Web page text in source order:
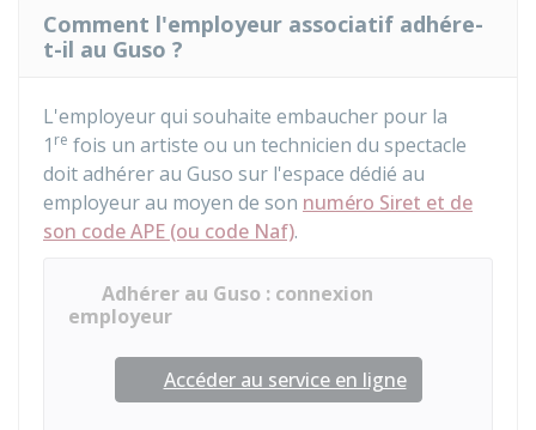
Comment l'employeur associatif adhére-
t-il au Guso ?
L'employeur qui souhaite embaucher pour la
1 re fois un artiste ou un technicien du spectacle
doit adhérer au Guso sur l'espace dédié au
employeur au moyen de son numéro Siret et de
son code APE (ou code Naf).
Adhérer au Guso : connexion
employeur
Accéder au service en ligne